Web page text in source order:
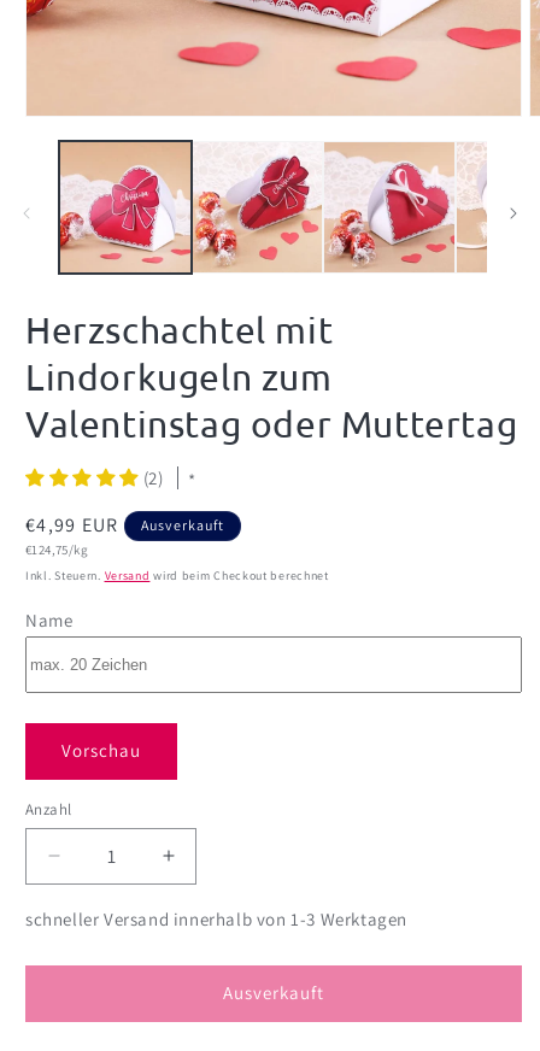
Modal
Herzschachtel mit
Lindorkugeln zum
Valentinstag oder Muttertag
(2) *
Normaler
Preis
€4,99 EUR
Grundpreis
€124,75/kg
Ausverkauft
Inkl. Steuern. Versand wird beim Checkout berechnet
Name
Vorschau
Anzahl
Anzahl
Verringere
die
Menge
Herzschachtel
Lindorkugeln
Erhöhe
die
Menge
Herzschachtel
Lindorkugeln
schneller Versand innerhalb von 1-3 Werktagen
Ausverkauft